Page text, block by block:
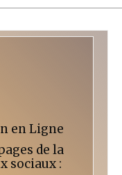
en Ligne
de la
sociaux :